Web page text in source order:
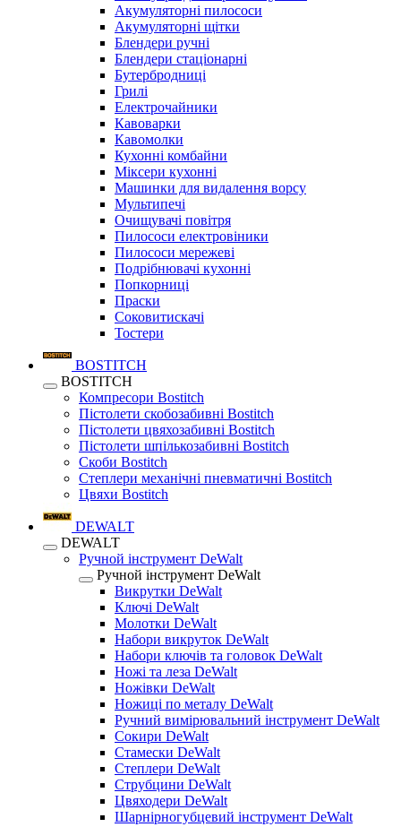
Акумуляторні пилососи
Акумуляторні щітки
Блендери ручні
Блендери стаціонарні
Бутербродниці
Грилі
Електрочайники
Кавоварки
Кавомолки
Кухонні комбайни
Міксери кухонні
Машинки для видалення ворсу
Мультипечі
Очищувачі повітря
Пилососи електровіники
Пилососи мережеві
Подрібнювачі кухонні
Попкорниці
Праски
Соковитискачі
Тостери
BOSTITCH
BOSTITCH
Компресори Bostitch
Пістолети скобозабивні Bostitch
Пістолети цвяхозабивні Bostitch
Пістолети шпількозабивні Bostitch
Скоби Bostitch
Степлери механічні пневматичні Bostitch
Цвяхи Bostitch
DEWALT
DEWALT
Ручной інструмент DeWalt
Ручной інструмент DeWalt
Викрутки DeWalt
Ключі DeWalt
Молотки DeWalt
Набори викруток DeWalt
Набори ключів та головок DeWalt
Ножі та леза DeWalt
Ножівки DeWalt
Ножиці по металу DeWalt
Ручний вимірювальний інструмент DeWalt
Сокири DeWalt
Стамески DeWalt
Степлери DeWalt
Струбцини DeWalt
Цвяходери DeWalt
Шарнірногубцевий інструмент DeWalt